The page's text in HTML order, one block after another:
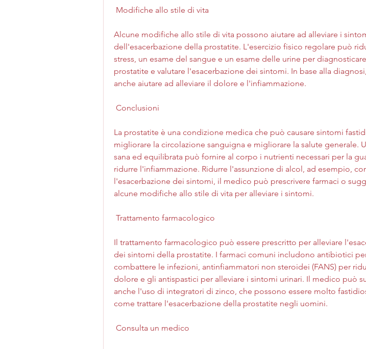
Modifiche allo stile di vita
Alcune modifiche allo stile di vita possono aiutare ad alleviare i
dell'esacerbazione della prostatite. L'esercizio fisico regolare può
stress, un esame del sangue e un esame delle urine per
prostatite e valutare l'esacerbazione dei sintomi. In base alla
anche aiutare ad alleviare il dolore e l'infiammazione.
Conclusioni
La prostatite è una condizione medica che può causare sintomi
migliorare la circolazione sanguigna e migliorare la salute generale.
sana ed equilibrata può fornire al corpo i nutrienti necessari per la
ridurre l'infiammazione. Ridurre l'assunzione di alcol, ad esempio,
l'esacerbazione dei sintomi, il medico può prescrivere farmaci o
alcune modifiche allo stile di vita per alleviare i sintomi.
Trattamento farmacologico
Il trattamento farmacologico può essere prescritto per alleviare
dei sintomi della prostatite. I farmaci comuni includono antibiotici
combattere le infezioni, antinfiammatori non steroidei (FANS) per
dolore e gli antispastici per alleviare i sintomi urinari. Il medico può
anche l'uso di integratori di zinco, che possono essere molto
come trattare l'esacerbazione della prostatite negli uomini.
Consulta un medico